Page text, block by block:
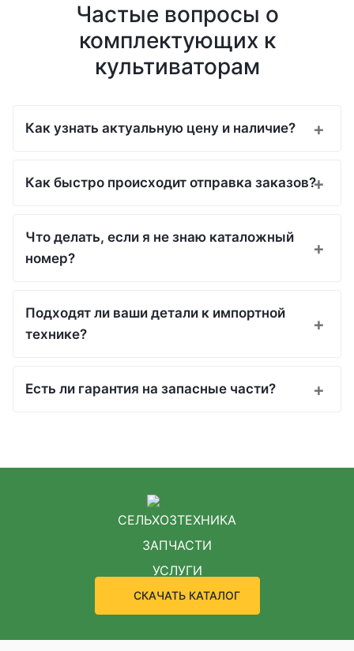
Частые вопросы о
комплектующих к
культиваторам
Как узнать актуальную цену и наличие?
Как быстро происходит отправка заказов?
Что делать, если я не знаю каталожный
номер?
Подходят ли ваши детали к импортной
технике?
Есть ли гарантия на запасные части?
СЕЛЬХОЗТЕХНИКА
ЗАПЧАСТИ
УСЛУГИ
СКАЧАТЬ КАТАЛОГ